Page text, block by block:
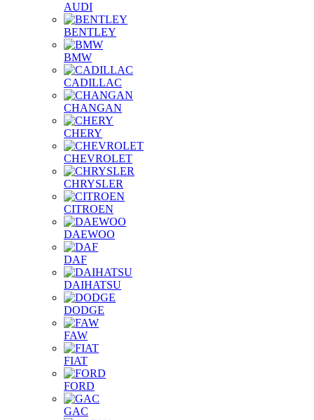
AUDI
BENTLEY
BMW
CADILLAC
CHANGAN
CHERY
CHEVROLET
CHRYSLER
CITROEN
DAEWOO
DAF
DAIHATSU
DODGE
FAW
FIAT
FORD
GAC